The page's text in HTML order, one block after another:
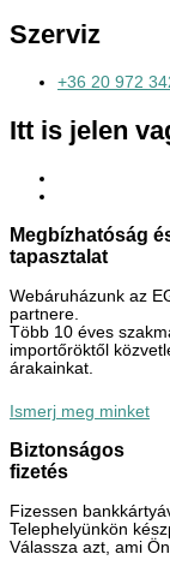
Szerviz
+36 20 972
Itt is jelen
Megbízhatóság
tapasztalat
Webáruházunk az
partnere.
Több 10 éves
importőröktől
árakainkat.
Ismerj meg minket
Biztonságos
fizetés
Fizessen
Telephelyünkön
Válassza azt, ami